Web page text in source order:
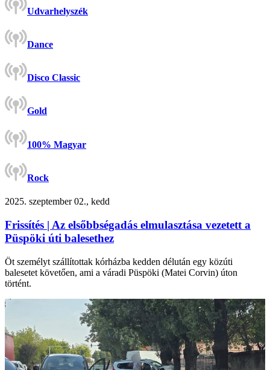
Udvarhelyszék
Dance
Disco Classic
Gold
100% Magyar
Rock
2025. szeptember 02., kedd
Frissítés | Az elsőbbségadás elmulasztása vezetett a
Püspöki úti balesethez
Öt személyt szállítottak kórházba kedden délután egy közúti
balesetet követően, ami a váradi Püspöki (Matei Corvin) úton
történt.